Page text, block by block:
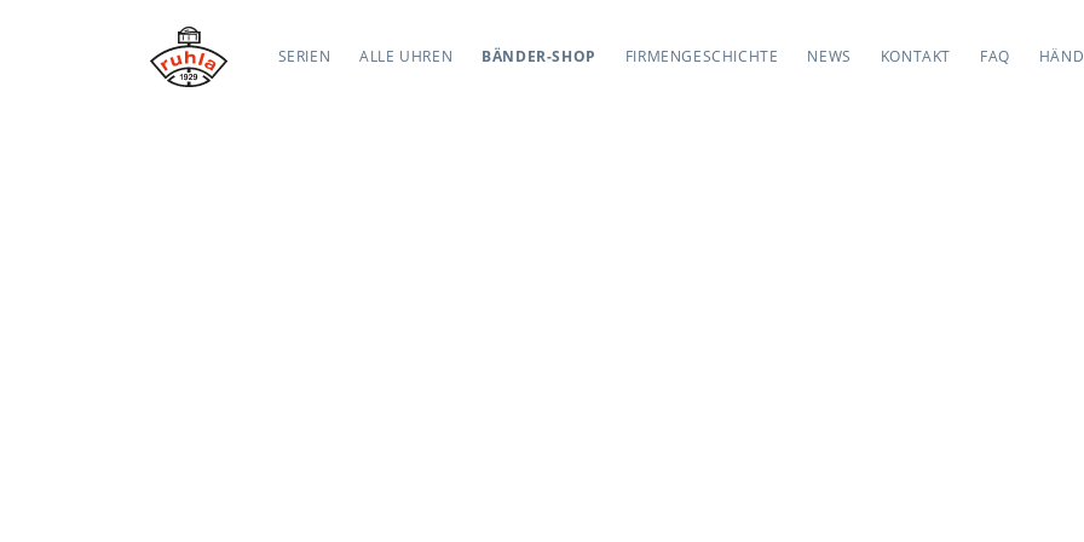
SERIEN ALLE UHREN BÄNDER-SHOP FIRMENGESCHICHTE NEWS KONTAKT FAQ